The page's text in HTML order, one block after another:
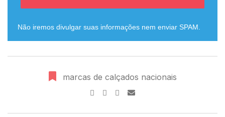
Não iremos divulgar suas informações nem enviar SPAM.
marcas de calçados nacionais